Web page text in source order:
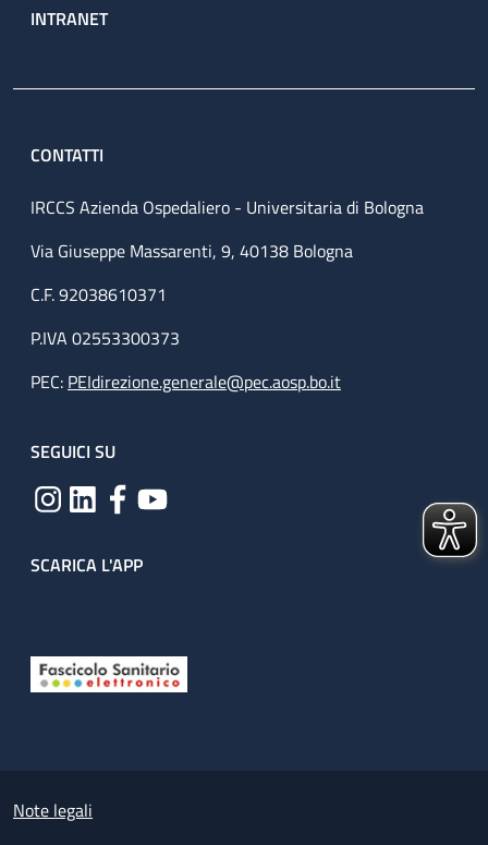
INTRANET
CONTATTI
IRCCS Azienda Ospedaliero - Universitaria di Bologna
Via Giuseppe Massarenti, 9, 40138 Bologna
C.F. 92038610371
P.IVA 02553300373
PEC: PEIdirezione.generale@pec.aosp.bo.it
SEGUICI SU
SCARICA L'APP
Small prints
Note legali